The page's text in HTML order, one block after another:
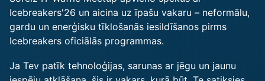
Icebreakers'26 un aicina uz īpašu vakaru – neformālu,
gardu un enerģisku tīklošanās iesildīšanos pirms
Icebreakers oficiālās programmas.
Ja Tev patīk tehnoloģijas, sarunas ar jēgu un jaunu